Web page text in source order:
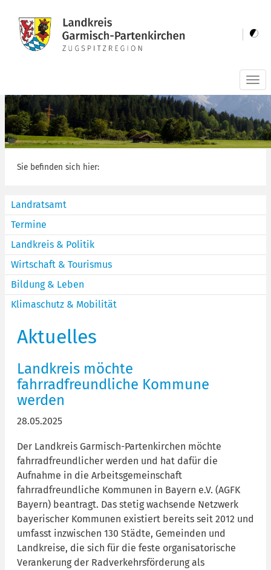
Sie befinden sich hier:
Landratsamt
Termine
Landkreis & Politik
Wirtschaft & Tourismus
Bildung & Leben
Klimaschutz & Mobilität
Aktuelles
Landkreis möchte
fahrradfreundliche Kommune
werden
28.05.2025
Der Landkreis Garmisch-Partenkirchen möchte
fahrradfreundlicher werden und hat dafür die
Aufnahme in die Arbeitsgemeinschaft
fahrradfreundliche Kommunen in Bayern e.V. (AGFK
Bayern) beantragt. Das stetig wachsende Netzwerk
bayerischer Kommunen existiert bereits seit 2012 und
umfasst inzwischen 130 Städte, Gemeinden und
Landkreise, die sich für die feste organisatorische
Verankerung der Radverkehrsförderung als